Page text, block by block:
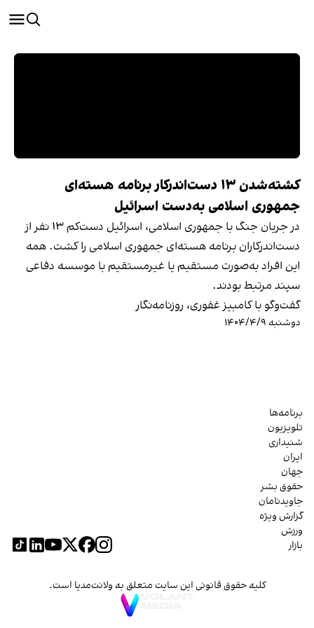
کشته‌شدن ۱۳ دست‌اندرکار برنامه هسته‌ای
جمهوری اسلامی به‌دست اسرائیل
در جریان جنگ با جمهوری اسلامی، اسرائیل دست‌کم ۱۳ نفر از
دست‌اندرکاران برنامه هسته‌ای جمهوری اسلامی را کشت. همه
این افراد به‌صورت مستقیم یا غیرمستقیم با موسسه دفاعی
سپند مرتبط بودند.
گفت‌وگو با کامبیز غفوری، روزنامه‌نگار
دوشنبه ۱۴۰۴/۴/۹
برنامه‌ها
تلویزیون
شنیداری
ایران
جهان
حقوق بشر
جاویدنامان
گزارش ویژه
ورزش
بازار
کلیه حقوق قانونی این سایت متعلق به ولانت‌مدیا است.